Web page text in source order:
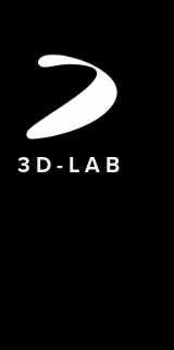
3 D - L A B